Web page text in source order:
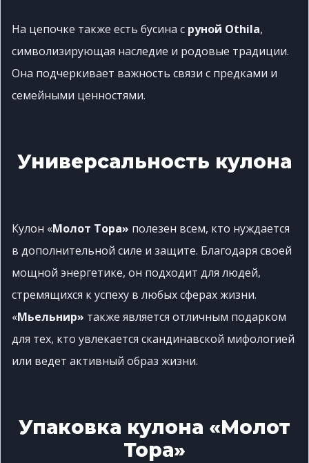
На цепочке также есть бусина с руной Othila,
символизирующая наследие и родовые традиции.
Она подчеркивает важность связи с предками и
семейными ценностями.
Универсальность кулона
Кулон «Молот Тора» полезен всем, кто нуждается
в дополнительной силе и защите. Благодаря своей
мощной энергетике, он подходит для людей,
стремящихся к успеху в любых сферах жизни.
«Мьельнир» также является отличным подарком
для тех, кто увлекается скандинавской мифологией
или ведет активный образ жизни.
Упаковка кулона «Молот
Тора»